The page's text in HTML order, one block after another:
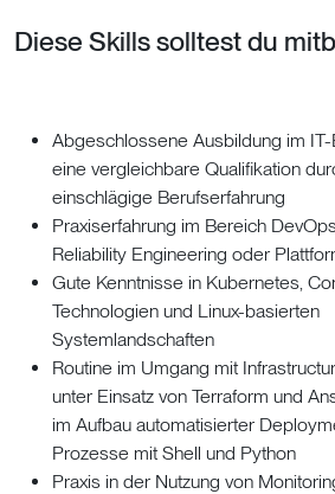
Diese Skills solltest du
Abgeschlossene Ausbildung im
eine vergleichbare Qualifikation
einschlägige Berufserfahrung
Praxiserfahrung im Bereich
Reliability Engineering oder
Gute Kenntnisse in Kubernetes,
Technologien und Linux-basierten
Systemlandschaften
Routine im Umgang mit
unter Einsatz von Terraform und
im Aufbau automatisierter
Prozesse mit Shell und Python
Praxis in der Nutzung von